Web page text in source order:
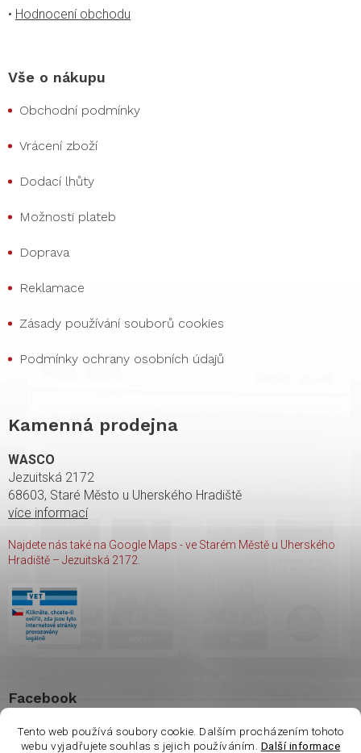
Tento web používá soubory cookie. Dalším procházením tohoto
webu vyjadřujete souhlas s jejich používáním. Další informace
• Hodnocení obchodu
Vše o nákupu
Obchodní podmínky
Vrácení zboží
Dodací lhůty
Možnosti plateb
Doprava
Reklamace
Zásady používání souborů cookies
Podmínky ochrany osobních údajů
Kamenná prodejna
WASCO
Jezuitská 2172
68603, Staré Město u Uherského Hradiště
více informací
Najdete nás také na Google Maps - ve Starém Městě u Uherského
Hradiště – Jezuitská 2172.
Facebook